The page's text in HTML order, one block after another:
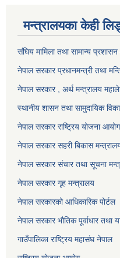
मन्त्रालयका केही
संघिय मामिला तथा सामान्य
नेपाल सरकार प्रधानमन्त्री तथा
नेपाल सरकार , अर्थ मन्त्रालय
स्थानीय शासन तथा सामुदायिक
नेपाल सरकार राष्ट्रिय योजना आयोग
नेपाल सरकार सहरी बिकास
नेपाल सरकार संचार तथा सूचना
नेपाल सरकार गृह मन्त्रालय
नेपाल सरकारको आधिकारिक पोर्टल
नेपाल सरकार भौतिक पूर्वाधार तथा
गाउँपालिका राष्ट्रिय महासंघ नेपाल